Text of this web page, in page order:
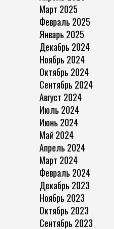
Март 2025
Февраль 2025
Январь 2025
Декабрь 2024
Ноябрь 2024
Октябрь 2024
Сентябрь 2024
Август 2024
Июль 2024
Июнь 2024
Май 2024
Апрель 2024
Март 2024
Февраль 2024
Декабрь 2023
Ноябрь 2023
Октябрь 2023
Сентябрь 2023